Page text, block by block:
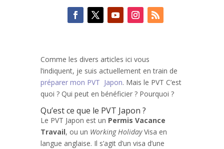
Comme les divers articles ici vous
l’indiquent, je suis actuellement en train de
préparer mon PVT Japon. Mais le PVT C’est
quoi ? Qui peut en bénéficier ? Pourquoi ?
Qu’est ce que le PVT Japon ?
Le PVT Japon est un Permis Vacance
Travail, ou un Working HolidayVisa en
langue anglaise. Il s’agit d’un visa d’une